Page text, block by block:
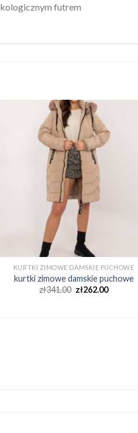
futrem
KURTKI ZIMOWE DAMSKIE PUCHOWE
kurtki zimowe damskie puchowe
zł341.00 zł262.00